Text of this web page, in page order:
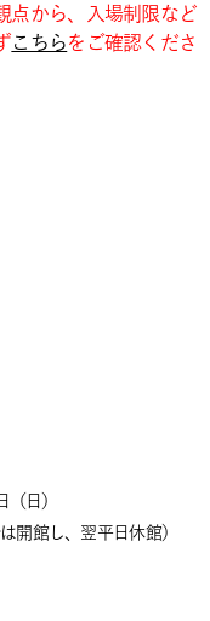
点から、入場制限など
こちらをご確認くださ
（日）
開館し、翌平日休館）